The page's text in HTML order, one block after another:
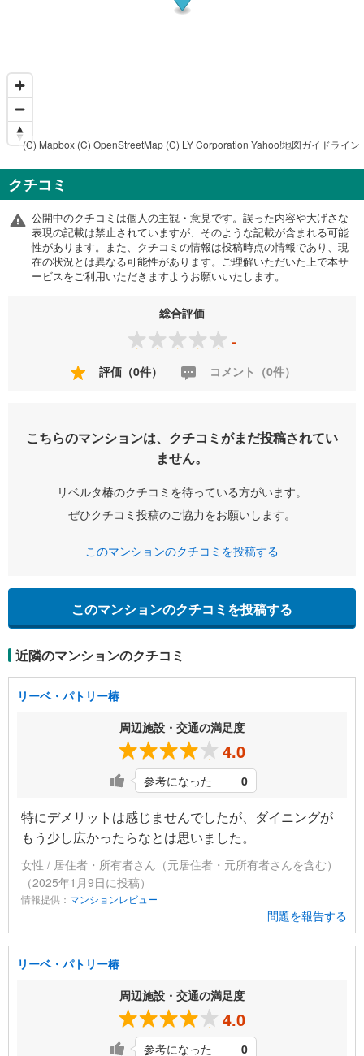
(C) Mapbox (C) OpenStreetMap (C) LY Corporation Yahoo!地図ガイドライン
クチコミ
公開中のクチコミは個人の主観・意見です。誤った内容や大げさな
表現の記載は禁止されていますが、そのような記載が含まれる可能
性があります。また、クチコミの情報は投稿時点の情報であり、現
在の状況とは異なる可能性があります。ご理解いただいた上で本サ
ービスをご利用いただきますようお願いいたします。
総合評価
-
評価（0件） コメント（0件）
こちらのマンションは、クチコミがまだ投稿されてい
ません。
リベルタ椿のクチコミを待っている方がいます。
ぜひクチコミ投稿のご協力をお願いします。
このマンションのクチコミを投稿する
このマンションのクチコミを投稿する
近隣のマンションのクチコミ
リーベ・パトリー椿
周辺施設・交通の満足度
4.0
参考になった 0
特にデメリットは感じませんでしたが、ダイニングが
もう少し広かったらなとは思いました。
女性 / 居住者・所有者さん（元居住者・元所有者さんを含む）
（2025年1月9日に投稿）
情報提供： マンションレビュー
問題を報告する
リーベ・パトリー椿
周辺施設・交通の満足度
4.0
参考になった 0